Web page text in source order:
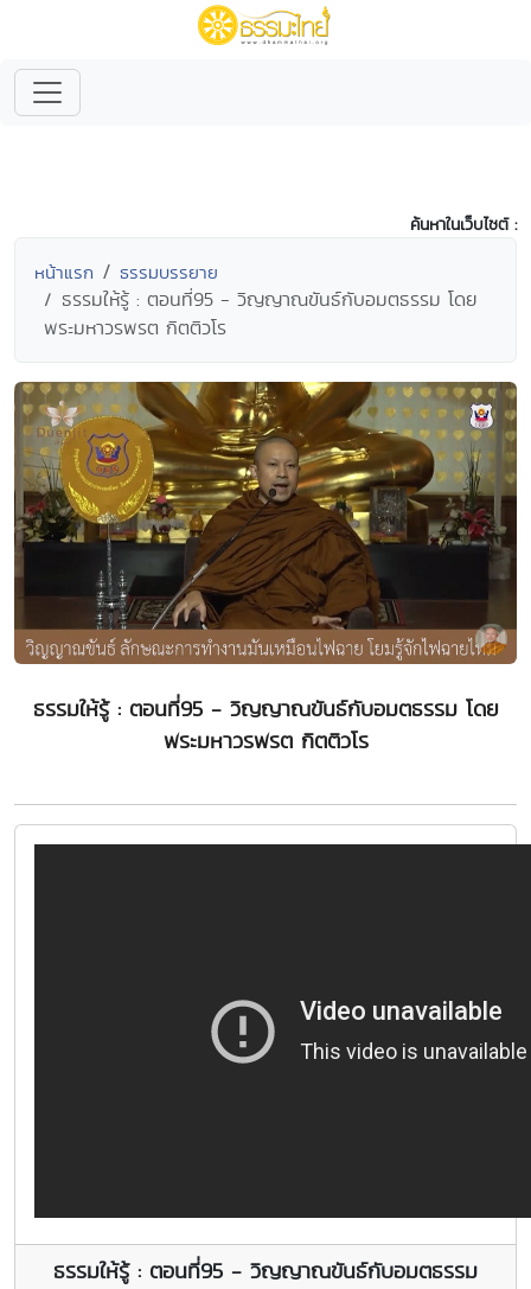
ค้นหาในเว็บไซต์ :
หน้าแรก ธรรมบรรยาย
ธรรมให้รู้ : ตอนที่95 - วิญญาณขันธ์กับอมตธรรม โดย
พระมหาวรพรต กิตติวโร
ธรรมให้รู้ : ตอนที่95 - วิญญาณขันธ์กับอมตธรรม โดย
พระมหาวรพรต กิตติวโร
ธรรมให้รู้ : ตอนที่95 - วิญญาณขันธ์กับอมตธรรม